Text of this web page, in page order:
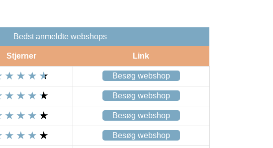
Bedst anmeldte webshops
Stjerner Link
Besøg webshop
Besøg webshop
Besøg webshop
Besøg webshop